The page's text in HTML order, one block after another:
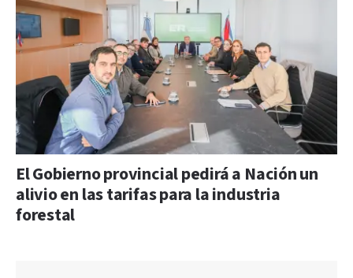
El Gobierno provincial pedirá a Nación un
alivio en las tarifas para la industria
forestal